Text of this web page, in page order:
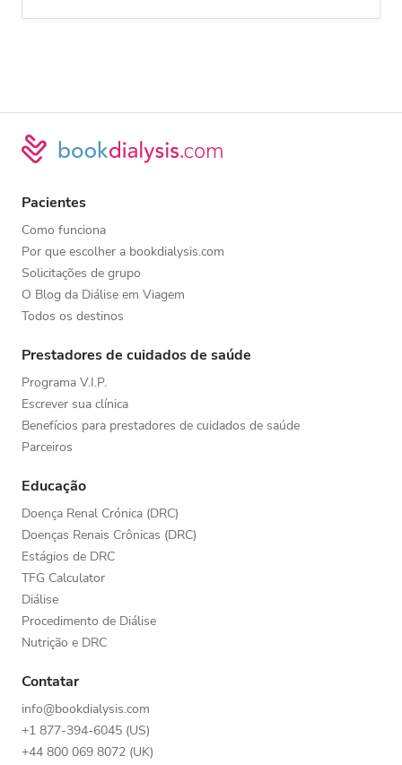
Pacientes
Como funciona
Por que escolher a bookdialysis.com
Solicitações de grupo
O Blog da Diálise em Viagem
Todos os destinos
Prestadores de cuidados de saúde
Programa V.I.P.
Escrever sua clínica
Benefícios para prestadores de cuidados de saúde
Parceiros
Educação
Doença Renal Crónica (DRC)
Doenças Renais Crônicas (DRC)
Estágios de DRC
TFG Calculator
Diálise
Procedimento de Diálise
Nutrição e DRC
Contatar
info@bookdialysis.com
+1 877-394-6045 (US)
+44 800 069 8072 (UK)